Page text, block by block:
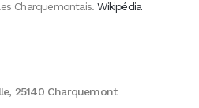
Charquemontais.Wikipédia
25140 Charquemont